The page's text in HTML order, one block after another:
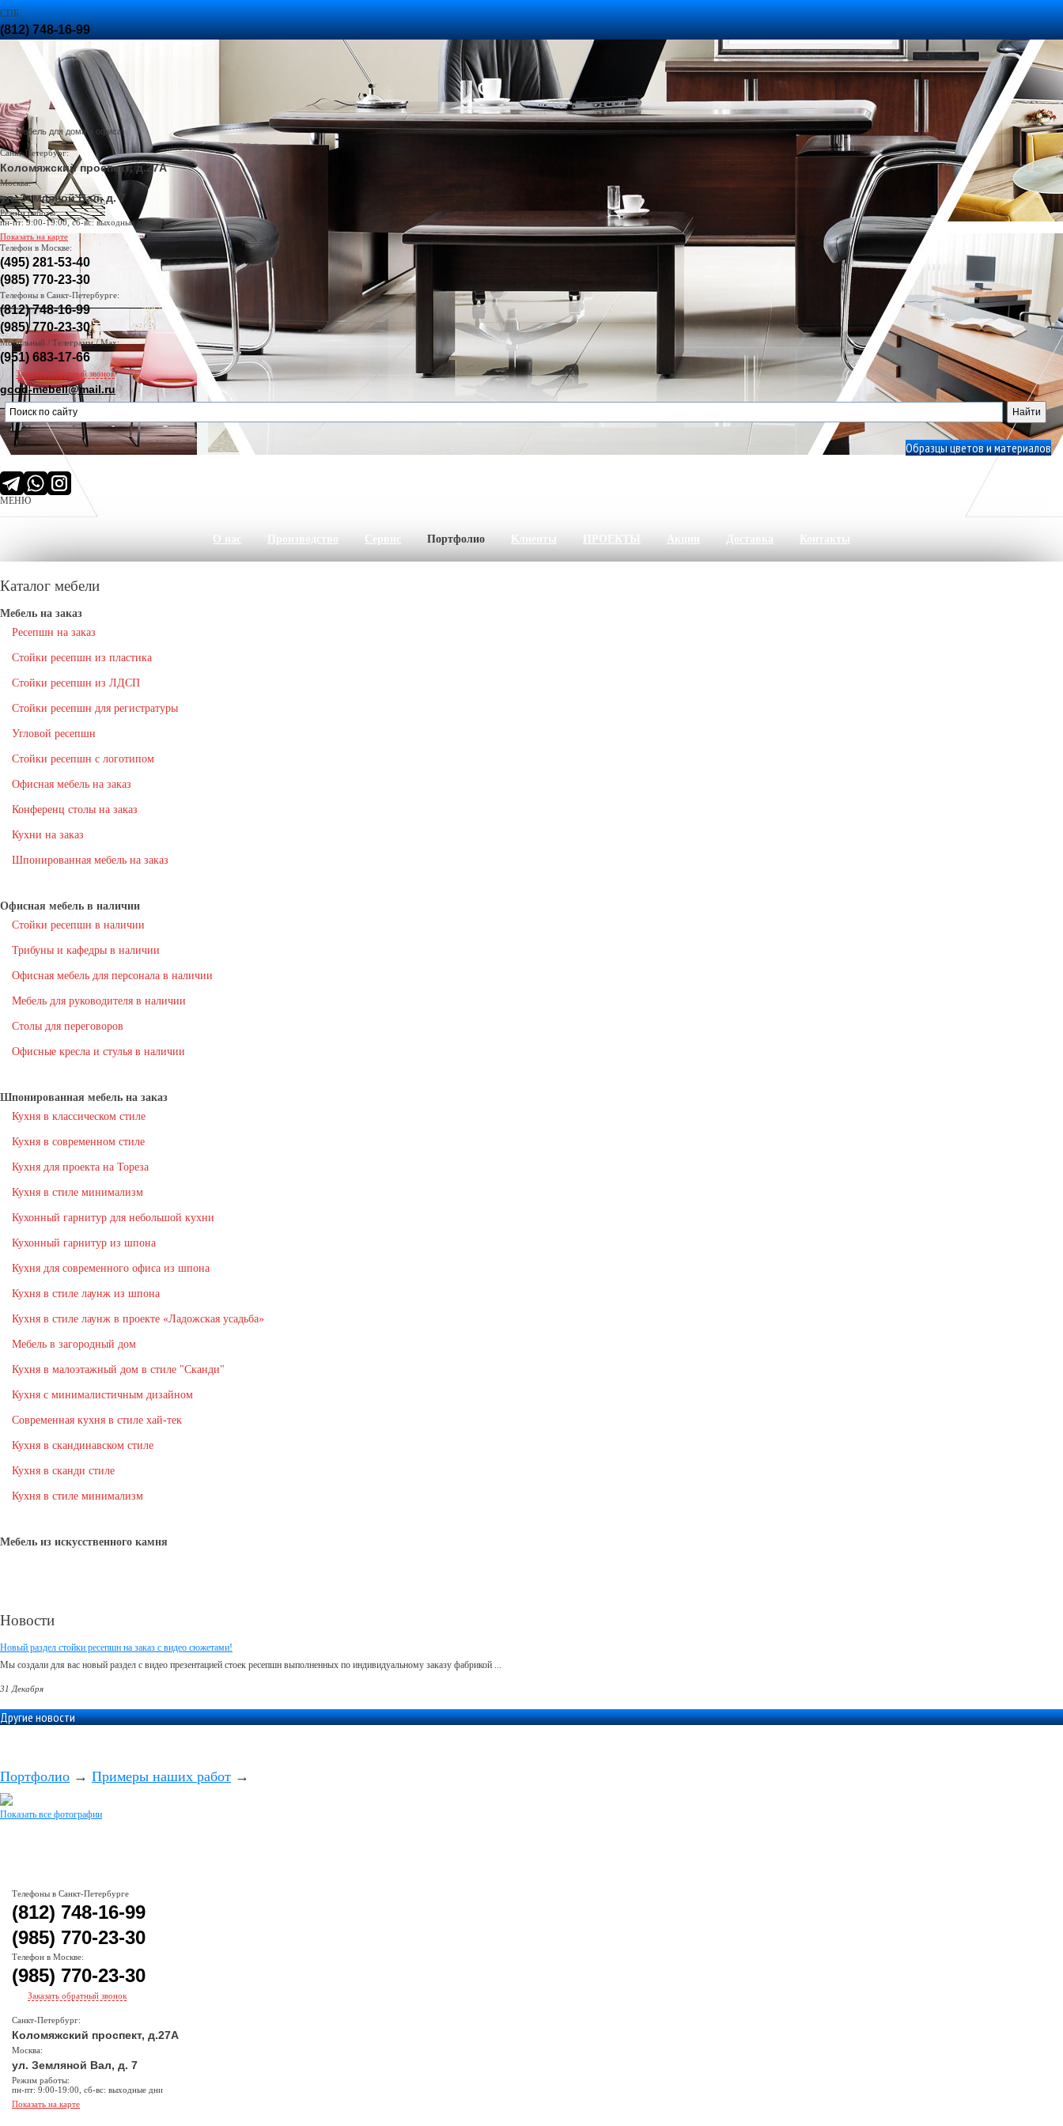
СПБ:
(812) 748-16-99
(985) 770-23-30
(985) 770-23-30
Задать вопрос Вызвать менеджера Доставка и оплата Корзинапуста :(
Мебель для дома и офиса
Санкт-Петербург:
Коломяжский проспект, д.27А
Москва:
ул. Земляной Вал, д. 7
Режим работы:
пн-пт: 9:00-19:00, сб-вс: выходные дни
Показать на карте
Телефон в Москве:
(495) 281-53-40
(985) 770-23-30
Телефоны в Санкт-Петербурге:
(812) 748-16-99
(985) 770-23-30
Мобильный / Телеграмм / Max:
(951) 683-17-66
Заказать обратный звонок
good-mebell@mail.ru
Образцы цветов и материалов
МЕНЮ
О нас Производство Сервис Портфолио Клиенты ПРОЕКТЫ Акции Доставка Контакты
Каталог мебели
Мебель на заказ
Ресепшн на заказ
Стойки ресепшн из пластика
Стойки ресепшн из ЛДСП
Стойки ресепшн для регистратуры
Угловой ресепшн
Стойки ресепшн с логотипом
Офисная мебель на заказ
Конференц столы на заказ
Кухни на заказ
Шпонированная мебель на заказ
Офисная мебель в наличии
Стойки ресепшн в наличии
Трибуны и кафедры в наличии
Офисная мебель для персонала в наличии
Мебель для руководителя в наличии
Столы для переговоров
Офисные кресла и стулья в наличии
Шпонированная мебель на заказ
Кухня в классическом стиле
Кухня в современном стиле
Кухня для проекта на Тореза
Кухня в стиле минимализм
Кухонный гарнитур для небольшой кухни
Кухонный гарнитур из шпона
Кухня для современного офиса из шпона
Кухня в стиле лаунж из шпона
Кухня в стиле лаунж в проекте «Ладожская усадьба»
Мебель в загородный дом
Кухня в малоэтажный дом в стиле "Сканди"
Кухня с минималистичным дизайном
Современная кухня в стиле хай-тек
Кухня в скандинавском стиле
Кухня в сканди стиле
Кухня в стиле минимализм
Мебель из искусственного камня
Новости
Новый раздел стойки ресепшн на заказ с видео сюжетами!
Мы создали для вас новый раздел с видео презентацией стоек ресепшн выполненных по индивидуальному заказу фабрикой ...
31 Декабря
Другие новости
Портфолио → Примеры наших работ →
Показать все фотографии
Телефоны в Санкт-Петербурге
(812) 748-16-99
(985) 770-23-30
Телефон в Москве:
(985) 770-23-30
Заказать обратный звонок
Санкт-Петербург:
Коломяжский проспект, д.27А
Москва:
ул. Земляной Вал, д. 7
Режим работы:
пн-пт: 9:00-19:00, сб-вс: выходные дни
Показать на карте